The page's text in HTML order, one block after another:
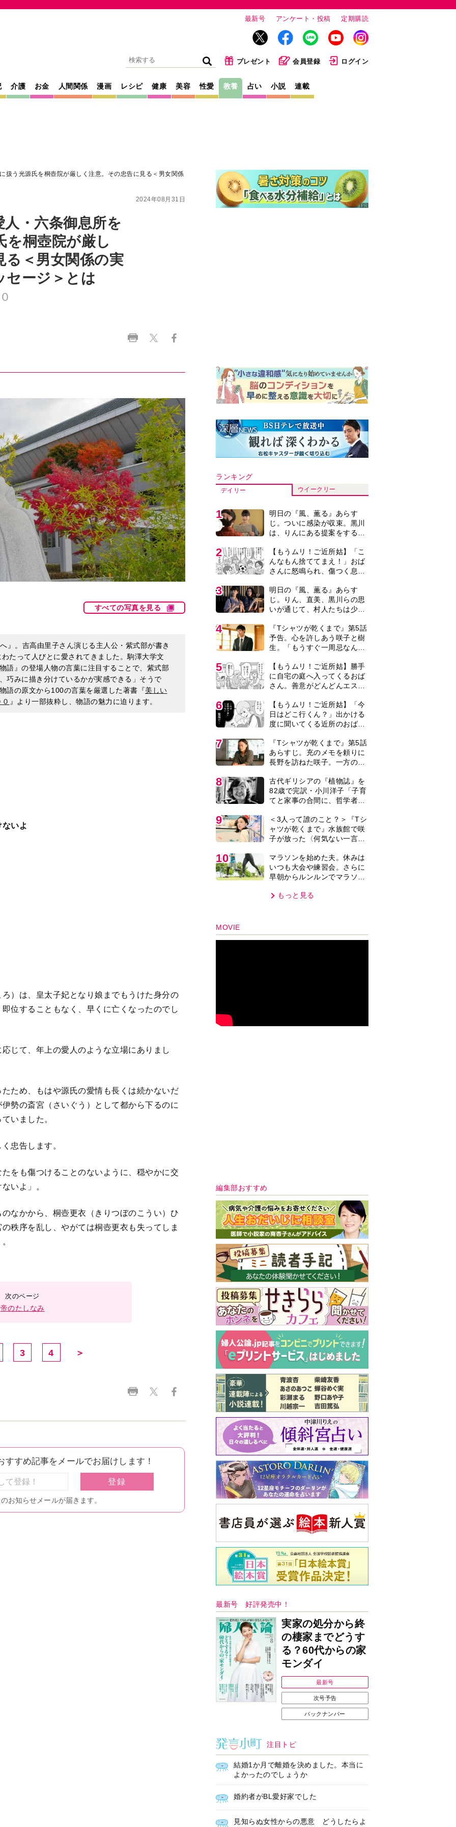
最新号 アンケート・投稿 定期購読
プレゼント 会員登録 ログイン
介護 お金 人間関係 漫画 レシピ 健康 美容 性愛 教養 占い 小説 連載
・六条御息所を
＜男女関係の実
セージ＞とは
すべての写真を見る
』。吉高由里子さん演じる主人公・紫式部が書き
たって人びとに愛されてきました。駒澤大学文
の原文から100の言葉を厳選した著書『美しい
』より一部抜粋し、物語の魅力に迫ります。
位することもなく、早くに亡くなったのでし
いよ」。
帝のたしなみ
3 4 ＞
2
んなもん捨ててまえ！」おば
さんに怒鳴られ、傷つく息
子。私たちが取った行動は…
【第3話】
3
明日の『風、薫る』あらす
いが通じて、村人たちは少し
ずつ理解を示し始める＜ネタ
バレあり＞
4
『Tシャツが乾くまで』第5話
予告。心を許しあう咲子と樹
生。「もうすぐ一周忌なんで
5
に自宅の庭へ入ってくるおば
さん。善意がどんどんエスカ
6
【もうムリ！ご近所姑】「今
日はどこ行くん？」出かける
度に聞いてくる近所のおばさ
まり…【第1話】
7
『Tシャツが乾くまで』第5話
あらすじ。充のメモを頼りに
長野を訪ねた咲子。一方の樹
タバレあり＞
8
古代ギリシアの『植物誌』を
82歳で完訳・小川洋子「子育
てと家事の合間に、哲学者テ
年」
9
＜3人って誰のこと？＞『Tシ
ャツが乾くまで』水族館で咲
子が放った〈何気ない一言〉
線？」「子どもの話だと…」
10
マラソンを始めた夫。休みは
いつも大会や練習会。さらに
早朝からルンルンでマラソン
うになり…
もっと見る
MOVIE
編集部おすすめ
最新号 好評発売中！
実家の処分から終
の棲家までどうす
る？60代からの家
モンダイ
最新号
バックナンバー
注目トピ
結婚1か月で離婚を決めました。本当に
よかったのでしょうか
婚約者がBL愛好家でした
見知らぬ女性からの悪意 どうしたらよ
いか
中央公論新社の本
家運隆昌
幸運を招き入れる暮らし方
江原啓之 著 詳しくみる
ＡＩで始める遺言を書
く前の準備セミナー開
催
耳にすっぽり！オーテ
ィコン補聴器、新しい
スタイルで All in Ear
の「オーティコン ジー
ル」を発売
脳の健康習慣をサポー
トするオープンイヤー
型イヤホン「kikippa イ
ヤホン HERALBONY
モデル」発売
【編集部より】広告ペ
ージについてのお詫び
と訂正